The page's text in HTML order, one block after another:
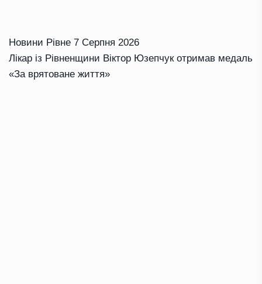
Новини Рівне 7 Серпня 2026
Лікар із Рівненщини Віктор Юзепчук отримав медаль
«За врятоване життя»